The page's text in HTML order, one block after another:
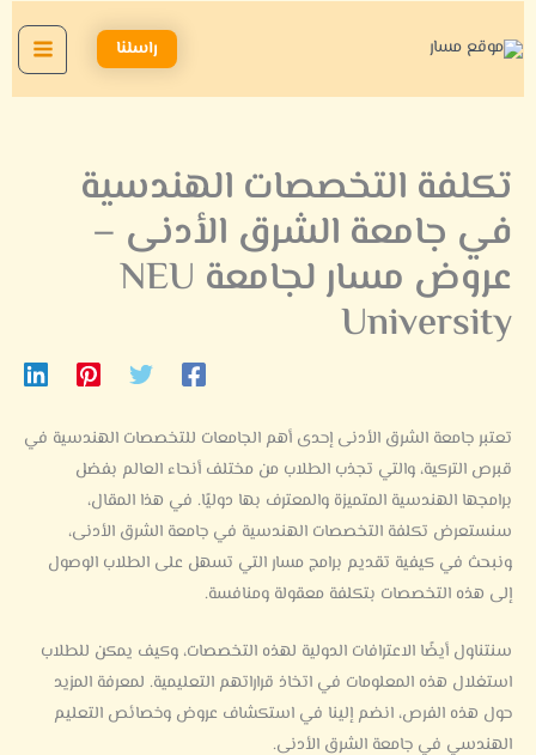
إلى
راسلنا
تكلفة التخصصات الهندسية
في جامعة الشرق الأدنى –
عروض مسار لجامعة NEU
University
تعتبر جامعة الشرق الأدنى إحدى أهم الجامعات للتخصصات الهندسية في
قبرص التركية، والتي تجذب الطلاب من مختلف أنحاء العالم بفضل
برامجها الهندسية المتميزة والمعترف بها دوليًا. في هذا المقال،
سنستعرض تكلفة التخصصات الهندسية في جامعة الشرق الأدنى،
ونبحث في كيفية تقديم برامج مسار التي تسهل على الطلاب الوصول
إلى هذه التخصصات بتكلفة معقولة ومنافسة.
سنتناول أيضًا الاعترافات الدولية لهذه التخصصات، وكيف يمكن للطلاب
استغلال هذه المعلومات في اتخاذ قراراتهم التعليمية. لمعرفة المزيد
حول هذه الفرص، انضم إلينا في استكشاف عروض وخصائص التعليم
الهندسي في جامعة الشرق الأدنى.